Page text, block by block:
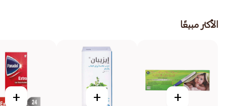
الأكثر مبيعًا
+
+
+